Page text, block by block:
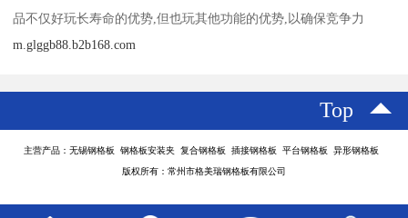
品不仅好玩长寿命的优势,但也玩其他功能的优势,以确保竞争力
m.glggb88.b2b168.com
Top
主营产品：无锡钢格板 钢格板安装夹 复合钢格板 插接钢格板 平台钢格板 异形钢格板
版权所有：常州市格美瑞钢格板有限公司